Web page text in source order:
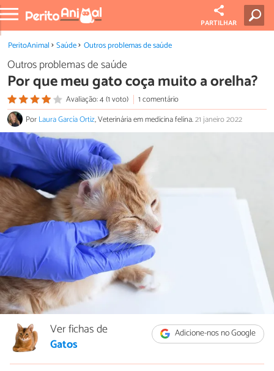
PARTILHAR
PeritoAnimal Saúde Outros problemas de saúde
Outros problemas de saúde
Por que meu gato coça muito a orelha?
Avaliação: 4 (1 voto)
1 comentário
PorLaura García Ortiz, Veterinária em medicina felina.21 janeiro 2022
Adicione-nos no Google
Ver fichas de
Gatos